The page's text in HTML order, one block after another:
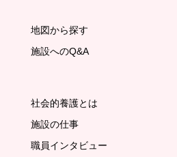
地図から探す
施設へのQ&A
社会的養護とは
施設の仕事
職員インタビュー